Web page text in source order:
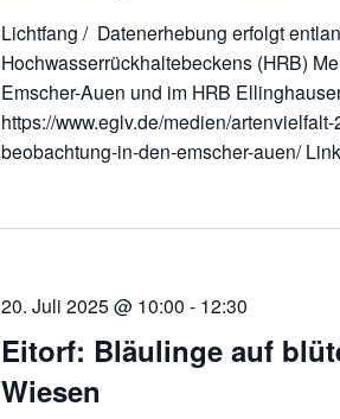
Lichtfang / Datenerhebung erfolgt
Hochwasserrückhaltebeckens (HRB)
Emscher-Auen und im HRB
https://www.eglv.de/medien/
beobachtung-in-den-emscher-auen/
Eitorf: Bläulinge auf
Wiesen
20. Juli 2025 @ 10:00 - 12:30